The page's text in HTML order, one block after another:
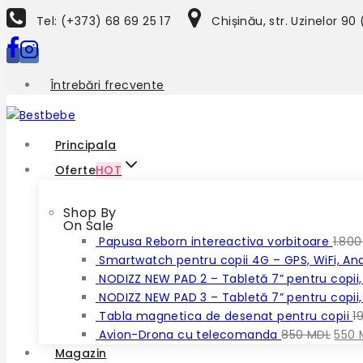
to
content
Tel: (+373) 68 69 25 17 Chișinău, str. Uzinelor
Întrebări frecvente
Principala
OferteHOT
Shop By
On Sale
Papusa Reborn intereactiva vorbitoare
Smartwatch pentru copii 4G – GPS, WiFi,
NODIZZ NEW PAD 2 – Tabletă 7” pentru
NODIZZ NEW PAD 3 – Tabletă 7” pentru
Tabla magnetica de desenat pentru copii
Avion-Drona cu telecomanda 850MDL 550
Magazin